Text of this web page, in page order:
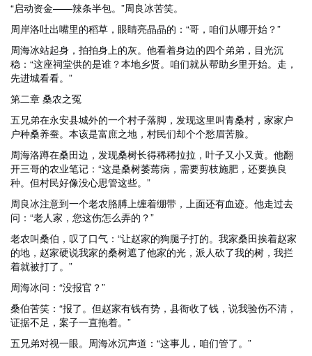
“启动资金——辣条半包。”周良冰苦笑。
周岸洛吐出嘴里的稻草，眼睛亮晶晶的：“哥，咱们从哪开始？”
周海冰站起身，拍拍身上的灰。他看着身边的四个弟弟，目光沉
稳：“这座祠堂供的是谁？本地乡贤。咱们就从帮助乡里开始。走，
先进城看看。”
第二章 桑农之冤
五兄弟在永安县城外的一个村子落脚，发现这里叫青桑村，家家户
户种桑养蚕。本该是富庶之地，村民们却个个愁眉苦脸。
周海洛蹲在桑田边，发现桑树长得稀稀拉拉，叶子又小又黄。他翻
开三哥的农业笔记：“这是桑树萎蔫病，需要剪枝施肥，还要换良
种。但村民好像没心思管这些。”
周良冰注意到一个老农胳膊上缠着绷带，上面还有血迹。他走过去
问：“老人家，您这伤怎么弄的？”
老农叫桑伯，叹了口气：“让赵家的狗腿子打的。我家桑田挨着赵家
的地，赵家硬说我家的桑树遮了他家的光，派人砍了我的树，我拦
着就被打了。”
周海冰问：“没报官？”
桑伯苦笑：“报了。但赵家有钱有势，县衙收了钱，说我验伤不清，
证据不足，案子一直拖着。”
五兄弟对视一眼。周海冰沉声道：“这事儿，咱们管了。”